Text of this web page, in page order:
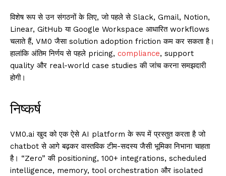
विशेष रूप से उन संगठनों के लिए, जो पहले से Slack, Gmail, Notion,
Linear, GitHub या Google Workspace आधारित workflows
चलाते हैं, VM0 जैसा solution adoption friction कम कर सकता है।
हालांकि अंतिम निर्णय से पहले pricing, compliance, support
quality और real-world case studies की जांच करना समझदारी
होगी।
निष्कर्ष
VM0.ai खुद को एक ऐसे AI platform के रूप में प्रस्तुत करता है जो
chatbot से आगे बढ़कर वास्तविक टीम-सदस्य जैसी भूमिका निभाना चाहता
है। “Zero” की positioning, 100+ integrations, scheduled
intelligence, memory, tool orchestration और isolated